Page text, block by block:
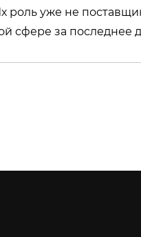
роль уже не
сфере за последнее